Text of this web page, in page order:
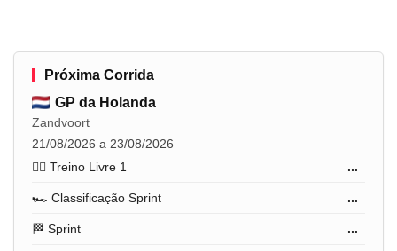
Próxima Corrida
GP da Holanda
Zandvoort
21/08/2026 a 23/08/2026
🏋️‍♂️ Treino Livre 1
...
🏎️ Classificação Sprint ...
🏁 Sprint ...